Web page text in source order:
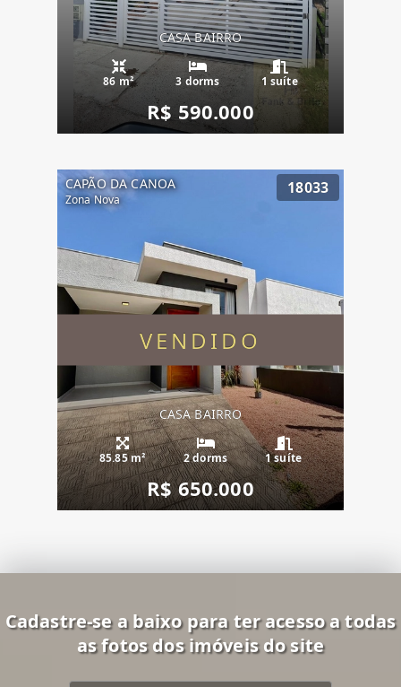
CASA BAIRRO
86 m² 3 dorms 1 suíte
R$ 590.000
VENDIDO
CAPÃO DA CANOA
Zona Nova
18033
CASA BAIRRO
85.85 m² 2 dorms 1 suíte
R$ 650.000
Cadastre-se a baixo para ter acesso a todas
as fotos dos imóveis do site